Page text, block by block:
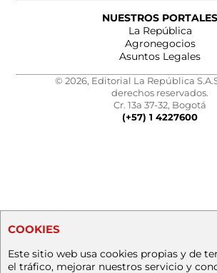
NUESTROS PORTALES
La República
Agronegocios
Asuntos Legales
© 2026, Editorial La República
derechos reservados.
Cr. 13a 37-32, Bogotá
(+57) 1 4227600
COOKIES
Este sitio web usa cookies propias y de
el tráfico, mejorar nuestros servicio y